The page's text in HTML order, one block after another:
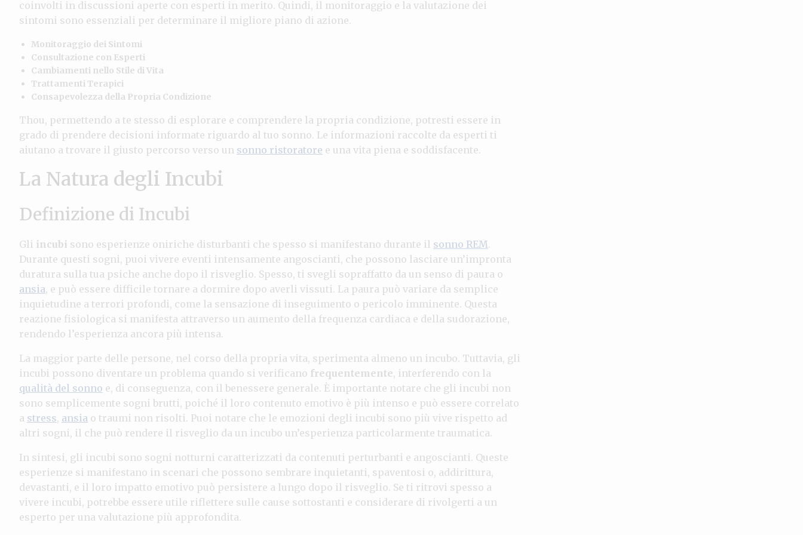
coinvolti in discussioni aperte con esperti in merito. Quindi, il monitoraggio e la valutazione dei
sintomi sono essenziali per determinare il migliore piano di azione.
Monitoraggio dei Sintomi
Consultazione con Esperti
Cambiamenti nello Stile di Vita
Trattamenti Terapici
Consapevolezza della Propria Condizione
Thou, permettendo a te stesso di esplorare e comprendere la propria condizione, potresti essere in
grado di prendere decisioni informate riguardo al tuo sonno. Le informazioni raccolte da esperti ti
aiutano a trovare il giusto percorso verso un sonno ristoratore e una vita piena e soddisfacente.
La Natura degli Incubi
Definizione di Incubi
Gli incubi sono esperienze oniriche disturbanti che spesso si manifestano durante il sonno REM.
Durante questi sogni, puoi vivere eventi intensamente angoscianti, che possono lasciare un’impronta
duratura sulla tua psiche anche dopo il risveglio. Spesso, ti svegli sopraffatto da un senso di paura o
ansia, e può essere difficile tornare a dormire dopo averli vissuti. La paura può variare da semplice
inquietudine a terrori profondi, come la sensazione di inseguimento o pericolo imminente. Questa
reazione fisiologica si manifesta attraverso un aumento della frequenza cardiaca e della sudorazione,
rendendo l’esperienza ancora più intensa.
La maggior parte delle persone, nel corso della propria vita, sperimenta almeno un incubo. Tuttavia, gli
incubi possono diventare un problema quando si verificano frequentemente, interferendo con la
qualità del sonno e, di conseguenza, con il benessere generale. È importante notare che gli incubi non
sono semplicemente sogni brutti, poiché il loro contenuto emotivo è più intenso e può essere correlato
a stress, ansia o traumi non risolti. Puoi notare che le emozioni degli incubi sono più vive rispetto ad
altri sogni, il che può rendere il risveglio da un incubo un’esperienza particolarmente traumatica.
In sintesi, gli incubi sono sogni notturni caratterizzati da contenuti perturbanti e angoscianti. Queste
esperienze si manifestano in scenari che possono sembrare inquietanti, spaventosi o, addirittura,
devastanti, e il loro impatto emotivo può persistere a lungo dopo il risveglio. Se ti ritrovi spesso a
vivere incubi, potrebbe essere utile riflettere sulle cause sottostanti e considerare di rivolgerti a un
esperto per una valutazione più approfondita.